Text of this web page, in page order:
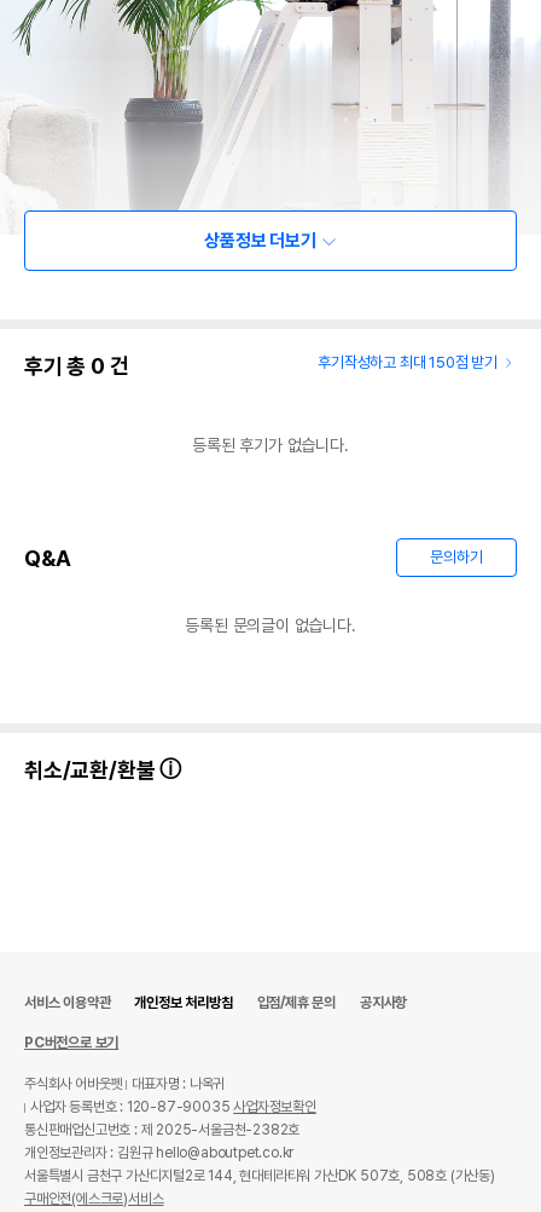
상품정보 더보기
후기 총 0 건 후기작성하고 최대 150점 받기
등록된 후기가 없습니다.
Q&A 문의하기
등록된 문의글이 없습니다.
취소/교환/환불
서비스 이용약관 개인정보 처리방침 입점/제휴 문의 공지사항
PC버전으로 보기
주식회사 어바웃펫
대표자명 : 나옥귀
사업자 등록번호 : 120-87-90035사업자정보확인
통신판매업신고번호 : 제 2025-서울금천-2382호
개인정보관리자 : 김원규 hello@aboutpet.co.kr
서울특별시 금천구 가산디지털2로 144, 현대테라타워 가산DK 507호, 508호 (가산동)
구매안전(에스크로)서비스